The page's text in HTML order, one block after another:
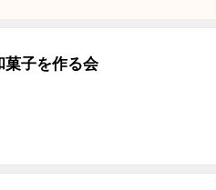
菓子を作る会